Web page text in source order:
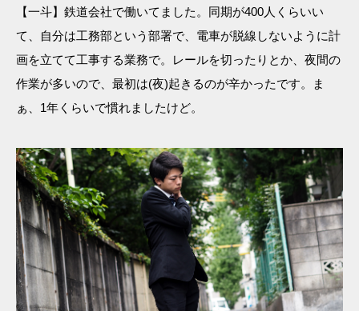
【一斗】鉄道会社で働いてました。同期が400人くらいい
て、自分は工務部という部署で、電車が脱線しないように計
画を立てて工事する業務で。レールを切ったりとか、夜間の
作業が多いので、最初は(夜)起きるのが辛かったです。ま
ぁ、1年くらいで慣れましたけど。